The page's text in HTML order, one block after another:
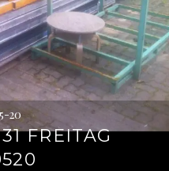
20
FREITAG